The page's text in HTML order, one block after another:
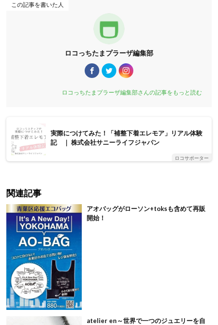
この記事を書いた人
ロコっちたまプラーザ編集部
ロコっちたまプラーザ編集部さんの記事をもっと読む
実際につけてみた！「補整下着エレモア」リアル体験
記 ｜ 株式会社サニーライフジャパン
ロコサポーター
関連記事
アオバッグがローソン+toksも含めて再販
開始！
atelier en～世界で一つのジュエリーを自